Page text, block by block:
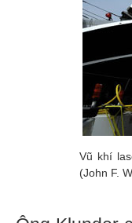
Vũ khí
(John F.